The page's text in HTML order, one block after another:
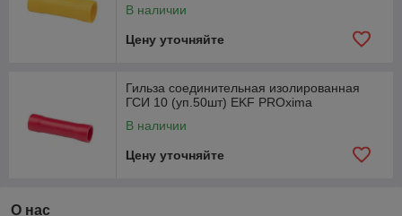
В наличии
Цену уточняйте
Гильза соединительная изолированная
ГСИ 10 (уп.50шт) EKF PROxima
В наличии
Цену уточняйте
О нас